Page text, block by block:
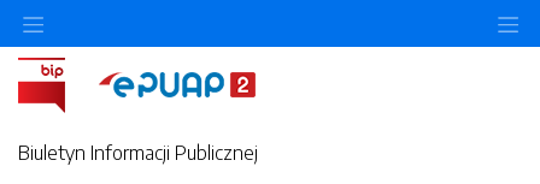
Biuletyn Informacji Publicznej